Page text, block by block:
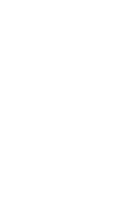
УКРАИНСКАЯ